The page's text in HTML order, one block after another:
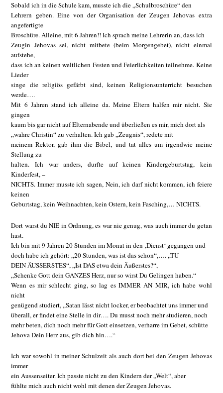
Sobald ich in die Schule kam, musste ich die „Schulbroschüre“ den
Lehrern geben. Eine von der Organisation der Zeugen Jehovas extra
angefertigte
Broschüre. Alleine, mit 6 Jahren!! Ich sprach meine Lehrerin an, dass ich
Zeugin Jehovas sei, nicht mitbete (beim Morgengebet), nicht einmal
aufstehe,
dass ich an keinen weltlichen Festen und Feierlichkeiten teilnehme. Keine
Lieder
singe die religiös gefärbt sind, keinen Religionsunterricht besuchen
werde….
Mit 6 Jahren stand ich alleine da. Meine Eltern halfen mir nicht. Sie
gingen
kaum bis gar nicht auf Elternabende und überließen es mir, mich dort als
„wahre Christin“ zu verhalten. Ich gab „Zeugnis“, redete mit
meinem Rektor, gab ihm die Bibel, und tat alles um irgendwie meine
Stellung zu
halten. Ich war anders, durfte auf keinen Kindergeburtstag, kein
Kinderfest, –
NICHTS. Immer musste ich sagen, Nein, ich darf nicht kommen, ich feiere
keinen
Geburtstag, kein Weihnachten, kein Ostern, kein Fasching,… NICHTS.
Dort warst du NIE in Ordnung, es war nie genug, was auch immer du getan
hast.
Ich bin mit 9 Jahren 20 Stunden im Monat in den ‚Dienst‘ gegangen und
doch habe ich gehört: „20 Stunden, was ist das schon“,…. „TU
DEIN ÄUSSERSTES“, „Ist DAS etwa dein Äußerstes?“,
„Schenke Gott dein GANZES Herz, nur so wirst Du Gelingen haben.“
Wenn es mir schlecht ging, so lag es IMMER AN MIR, ich habe wohl
nicht
genügend studiert, „Satan lässt nicht locker, er beobachtet uns immer und
überall, er findet eine Stelle in dir…. Du musst noch mehr studieren, noch
mehr beten, dich noch mehr für Gott einsetzen, verharre im Gebet, schütte
Jehova Dein Herz aus, gib dich hin….“
Ich war sowohl in meiner Schulzeit als auch dort bei den Zeugen Jehovas
immer
ein Aussenseiter. Ich passte nicht zu den Kindern der „Welt“, aber
fühlte mich auch nicht wohl mit denen der Zeugen Jehovas.